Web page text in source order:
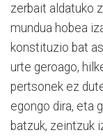
zerbait aldatuko
mundua hobea
konstituzio bat
urte geroago,
pertsonek ez
egongo dira, eta
batzuk, zeintzuk